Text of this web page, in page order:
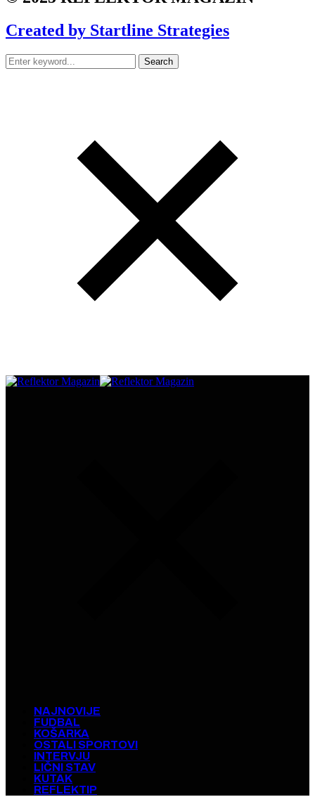
Created by Startline Strategies
Search
NAJNOVIJE
FUDBAL
KOŠARKA
OSTALI SPORTOVI
INTERVJU
LIČNI STAV
KUTAK
REFLEKTIP